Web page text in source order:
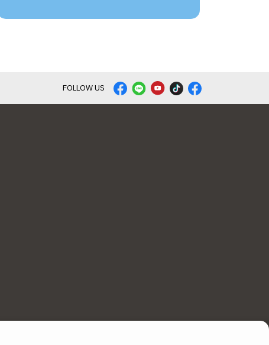
รวม 150,000 บาท
FOLLOW US